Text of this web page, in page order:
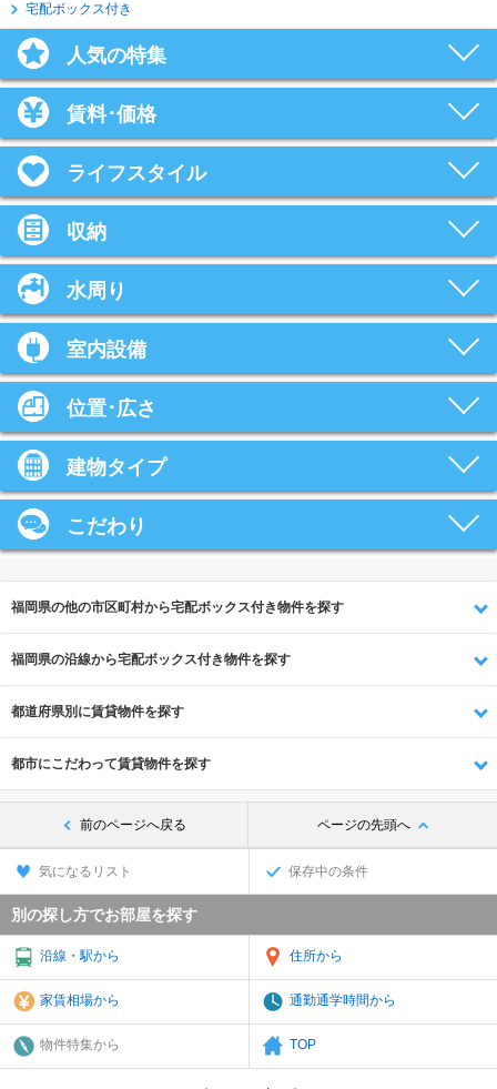
宅配ボックス付き
人気の特集
賃料･価格
ライフスタイル
収納
水周り
室内設備
位置･広さ
建物タイプ
こだわり
福岡県の他の市区町村から宅配ボックス付き物件を探す
福岡県の沿線から宅配ボックス付き物件を探す
都道府県別に賃貸物件を探す
都市にこだわって賃貸物件を探す
前のページへ戻る ページの先頭へ
気になるリスト 保存中の条件
別の探し方でお部屋を探す
沿線・駅から 住所から
家賃相場から 通勤通学時間から
物件特集から TOP